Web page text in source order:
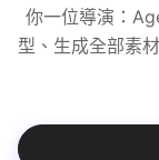
你一位導演：
型、生成全部素